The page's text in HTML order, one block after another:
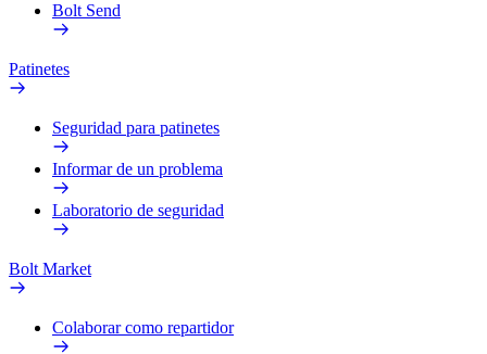
Bolt Send
Patinetes
Seguridad para patinetes
Informar de un problema
Laboratorio de seguridad
Bolt Market
Colaborar como repartidor